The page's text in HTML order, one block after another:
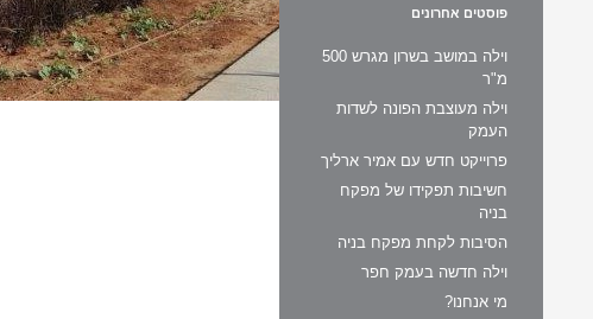
פוסטים אחרונים
וילה במושב בשרון מגרש 500
מ"ר
וילה מעוצבת הפונה לשדות
העמק
פרוייקט חדש עם אמיר ארליך
חשיבות תפקידו של מפקח
בניה
הסיבות לקחת מפקח בניה
וילה חדשה בעמק חפר
מי אנחנו?